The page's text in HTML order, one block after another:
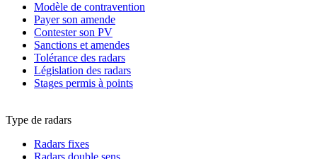
Modèle de contravention
Payer son amende
Contester son PV
Sanctions et amendes
Tolérance des radars
Législation des radars
Stages permis à points
Type de radars
Radars fixes
Radars double sens